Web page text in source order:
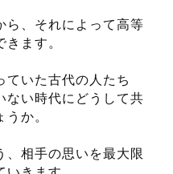
ら、それによって高等
ます。
ていた古代の人たち
ない時代にどうして共
か。
、相手の思いを最大限